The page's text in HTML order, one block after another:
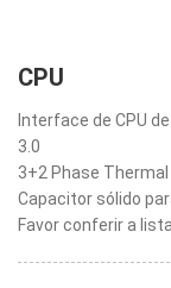
CPU
Interface de CPU
3.0
3+2 Phase
Capacitor sólido
Favor conferir a